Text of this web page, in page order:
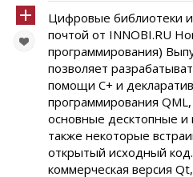
Цифровые библиотеки
почтой от INNOBI.RU
программирования)
позволяет
помощи C+ и
программирования
основные десктопные
также некоторые
открытый исходный
коммерческая версия